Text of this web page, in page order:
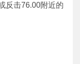
反击76.00附近的